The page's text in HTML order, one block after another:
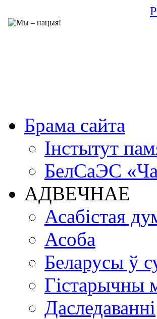
Брама сайта
Інстытут
БелСаЭС
АДВЕЧНАЕ
Асабістая
Асоба
Беларусы ў
Гістарычны
Даследаванні